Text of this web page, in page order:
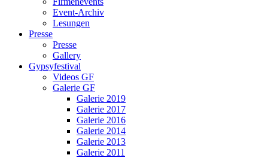
Event-Archiv
Lesungen
Presse
Presse
Gallery
Gypsyfestival
Videos GF
Galerie GF
Galerie 2019
Galerie 2017
Galerie 2016
Galerie 2014
Galerie 2013
Galerie 2011